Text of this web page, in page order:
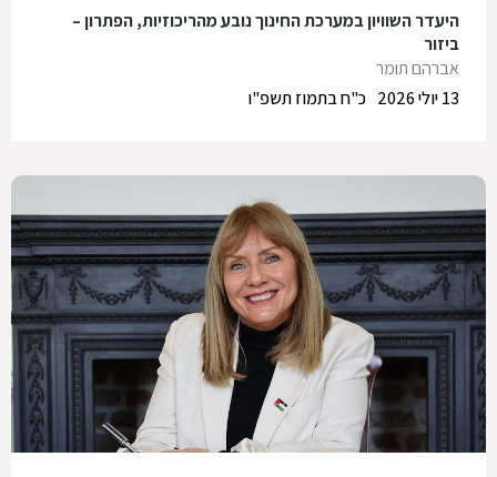
היעדר השוויון במערכת החינוך נובע מהריכוזיות, הפתרון –
ביזור
אברהם תומר
כ"ח בתמוז תשפ"ו
13 יולי 2026